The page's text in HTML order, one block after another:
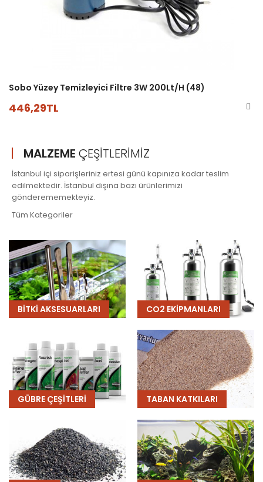
Sobo Yüzey Temizleyici Filtre 3W 200Lt/h (48)
446,29TL
MALZEME ÇEŞITLERIMIZ
İstanbul içi siparişleriniz ertesi günü kapınıza kadar teslim
edilmektedir. İstanbul dışına bazı ürünlerimizi
gönderememekteyiz.
Tüm Kategoriler
BITKI AKSESUARLARI CO2 EKIPMANLARI
GÜBRE ÇEŞITLERI TABAN KATKILARI